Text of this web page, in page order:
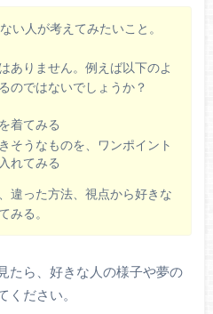
い人が考えてみたいこと。
ありません。例えば以下のよ
のではないでしょうか？
着てみる
そうなものを、ワンポイント
れてみる
違った方法、視点から好きな
みる。
たら、好きな人の様子や夢の
ださい。